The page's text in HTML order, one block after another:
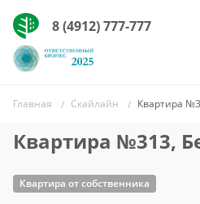
8 (4912) 777-777
Главная Скайлайн Квартира
Квартира №313,
Квартира от собственника